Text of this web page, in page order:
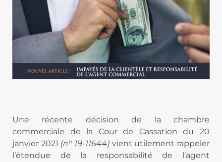
Une récente décision de la chambre
commerciale de la Cour de Cassation du 20
janvier 2021 (n° 19-11644) vient utilement rappeler
l’étendue de la responsabilité de l’agent